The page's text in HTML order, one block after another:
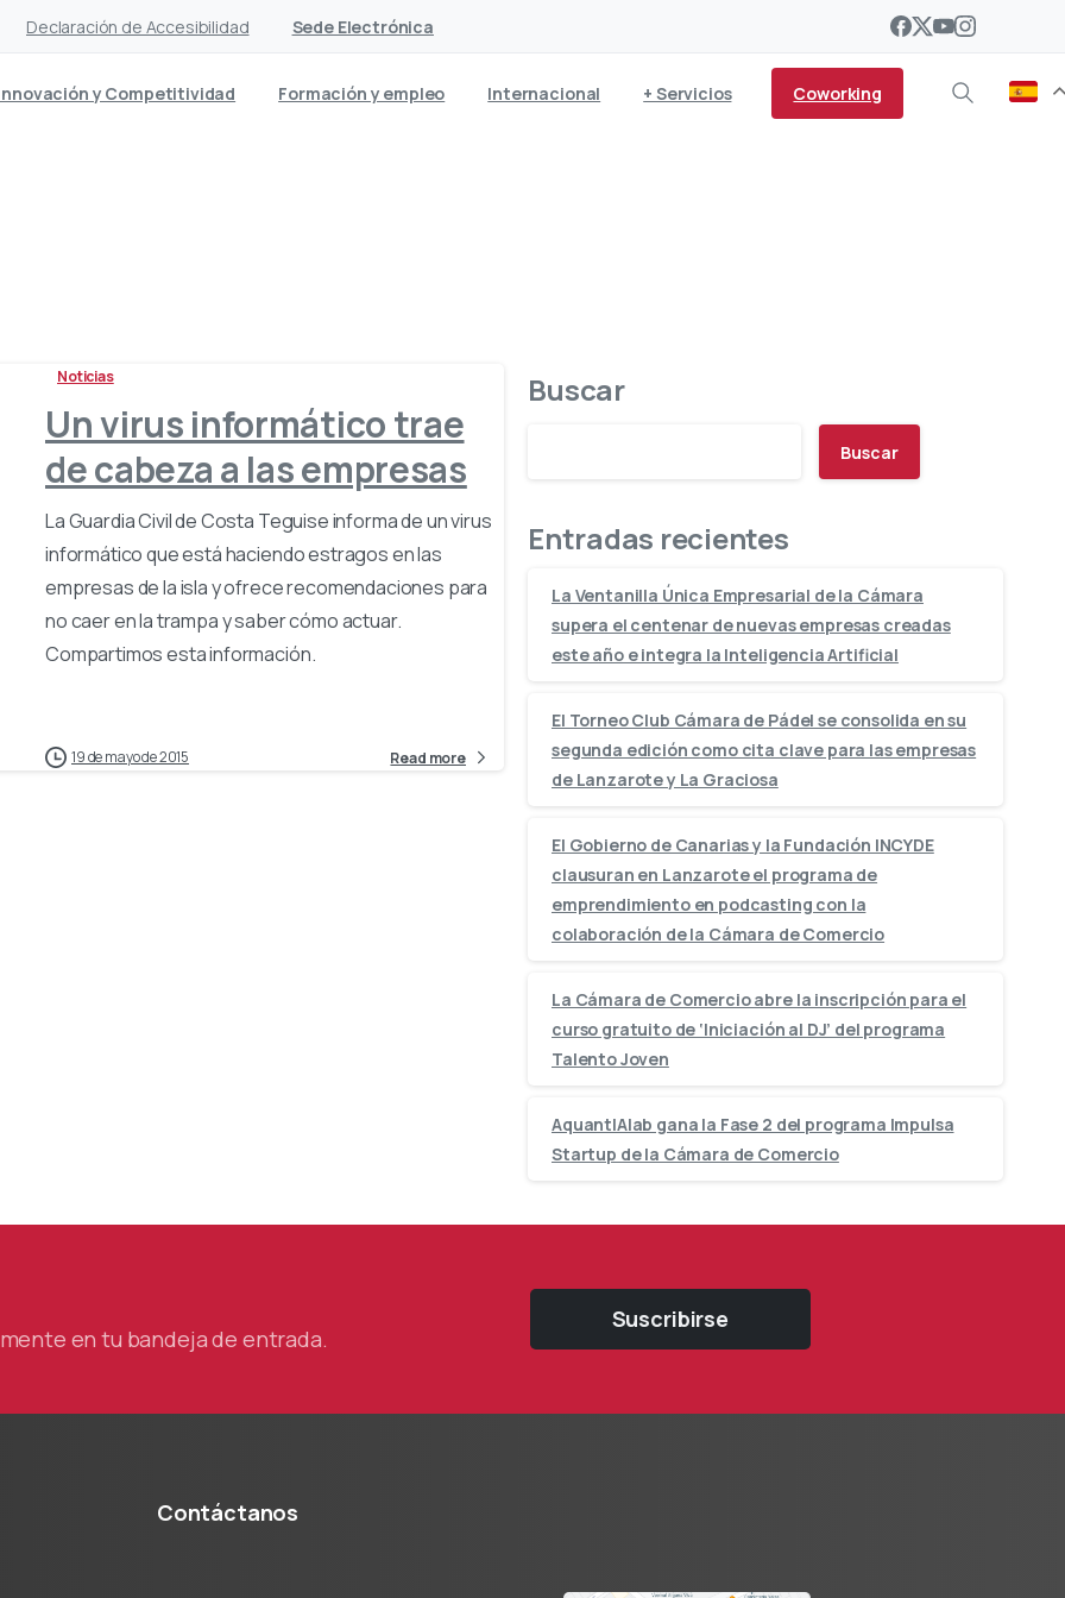
Declaración de Accesibilidad Sede Electrónica
y Competitividad Formación y empleo Internacional + Servicios Coworking
Noticias
Un virus informático trae
de cabeza a las empresas
La Guardia Civil de Costa Teguise informa de un virus
informático que está haciendo estragos en las
empresas de la isla y ofrece recomendaciones para
no caer en la trampa y saber cómo actuar.
Compartimos esta información.
19 de mayo de 2015 Read more
Buscar
Buscar
Entradas recientes
La Ventanilla Única Empresarial de la Cámara
supera el centenar de nuevas empresas creadas
este año e integra la Inteligencia Artificial
El Torneo Club Cámara de Pádel se consolida en su
segunda edición como cita clave para las empresas
de Lanzarote y La Graciosa
El Gobierno de Canarias y la Fundación INCYDE
clausuran en Lanzarote el programa de
emprendimiento en podcasting con la
colaboración de la Cámara de Comercio
La Cámara de Comercio abre la inscripción para el
curso gratuito de ‘Iniciación al DJ’ del programa
Talento Joven
AquantIAlab gana la Fase 2 del programa Impulsa
Startup de la Cámara de Comercio
en tu bandeja de entrada.
Suscribirse
Contáctanos